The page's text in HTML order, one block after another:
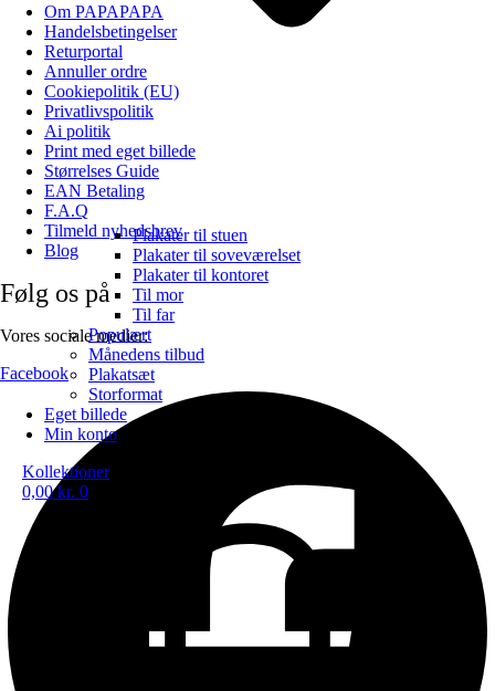
Plakater til stuen
Plakater til soveværelset
Plakater til kontoret
Til mor
Til far
Populært
Månedens tilbud
Plakatsæt
Storformat
Eget billede
Min konto
Kollektioner
0,00kr. 0
Om PAPAPAPA
Handelsbetingelser
Returportal
Annuller ordre
Cookiepolitik (EU)
Privatlivspolitik
Ai politik
Print med eget billede
Størrelses Guide
EAN Betaling
F.A.Q
Tilmeld nyhedsbrev
Blog
Følg os på
Vores sociale medier:
Facebook